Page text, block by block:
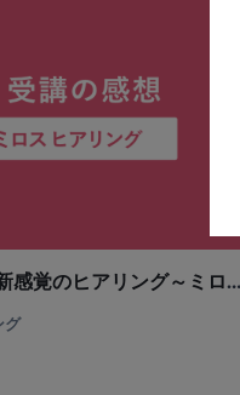
未来を創れる新感覚のヒアリング～ミロス ヒアリング～
グ